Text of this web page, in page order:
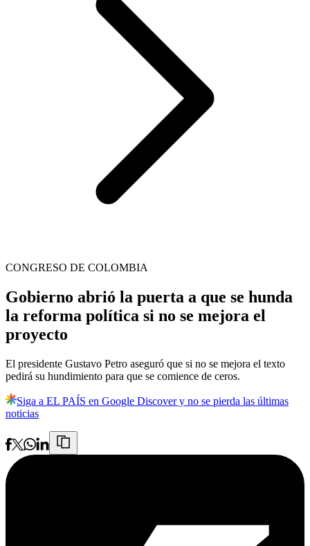
CONGRESO DE COLOMBIA
Gobierno abrió la puerta a que se hunda
la reforma política si no se mejora el
proyecto
El presidente Gustavo Petro aseguró que si no se mejora el texto
pedirá su hundimiento para que se comience de ceros.
Siga a EL PAÍS en Google Discover y no se pierda las últimas
noticias